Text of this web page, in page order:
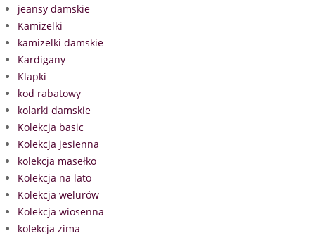
jeansy damskie
Kamizelki
kamizelki damskie
Kardigany
Klapki
kod rabatowy
kolarki damskie
Kolekcja basic
Kolekcja jesienna
kolekcja masełko
Kolekcja na lato
Kolekcja welurów
Kolekcja wiosenna
kolekcja zima